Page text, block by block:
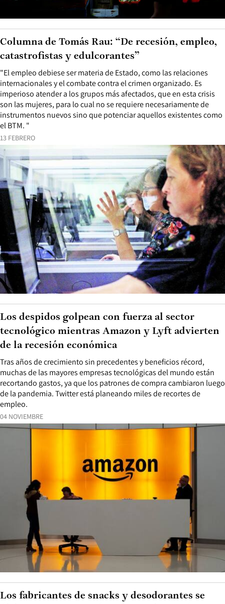
13 FEBRERO
"El empleo debiese ser materia de Estado, como las relaciones
internacionales y el combate contra el crimen organizado. Es
imperioso atender a los grupos más afectados, que en esta crisis
son las mujeres, para lo cual no se requiere necesariamente de
instrumentos nuevos sino que potenciar aquellos existentes como
el BTM. "
Columna de Tomás Rau: “De recesión, empleo,
catastrofistas y edulcorantes”
04 NOVIEMBRE
Tras años de crecimiento sin precedentes y beneficios récord,
muchas de las mayores empresas tecnológicas del mundo están
recortando gastos, ya que los patrones de compra cambiaron luego
de la pandemia. Twitter está planeando miles de recortes de
empleo.
Los despidos golpean con fuerza al sector
tecnológico mientras Amazon y Lyft advierten
de la recesión económica
Los fabricantes de snacks y desodorantes se